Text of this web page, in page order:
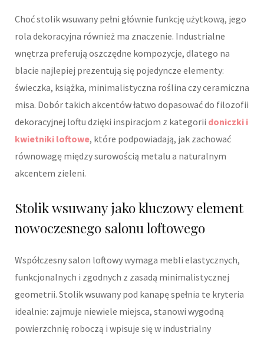
Choć stolik wsuwany pełni głównie funkcję użytkową, jego
rola dekoracyjna również ma znaczenie. Industrialne
wnętrza preferują oszczędne kompozycje, dlatego na
blacie najlepiej prezentują się pojedyncze elementy:
świeczka, książka, minimalistyczna roślina czy ceramiczna
misa. Dobór takich akcentów łatwo dopasować do filozofii
dekoracyjnej loftu dzięki inspiracjom z kategorii doniczki i
kwietniki loftowe, które podpowiadają, jak zachować
równowagę między surowością metalu a naturalnym
akcentem zieleni.
Stolik wsuwany jako kluczowy element
nowoczesnego salonu loftowego
Współczesny salon loftowy wymaga mebli elastycznych,
funkcjonalnych i zgodnych z zasadą minimalistycznej
geometrii. Stolik wsuwany pod kanapę spełnia te kryteria
idealnie: zajmuje niewiele miejsca, stanowi wygodną
powierzchnię roboczą i wpisuje się w industrialny